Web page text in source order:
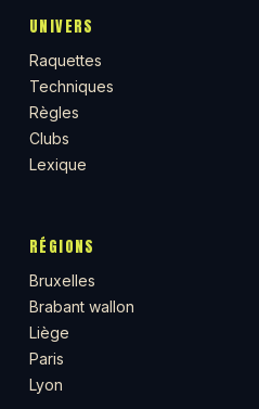
UNIVERS
Raquettes
Techniques
Règles
Clubs
Lexique
RÉGIONS
Bruxelles
Brabant wallon
Liège
Paris
Lyon